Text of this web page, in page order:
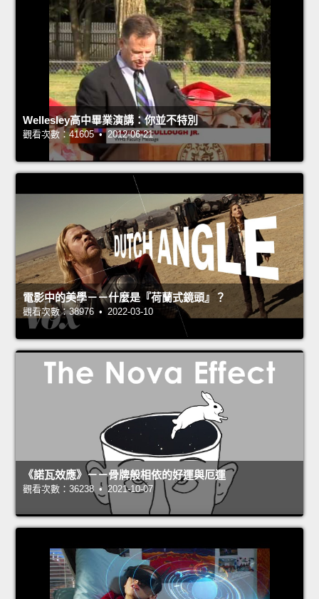
Wellesley高中畢業演講：你並不特別
觀看次數：41605 • 2012-06-21
電影中的美學－－什麼是『荷蘭式鏡頭』？
觀看次數：38976 • 2022-03-10
《諾瓦效應》－－骨牌般相依的好運與厄運
觀看次數：36238 • 2021-10-07